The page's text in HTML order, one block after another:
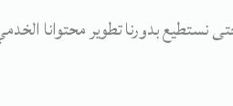
نستطيع بدورنا تطوير محتوانا